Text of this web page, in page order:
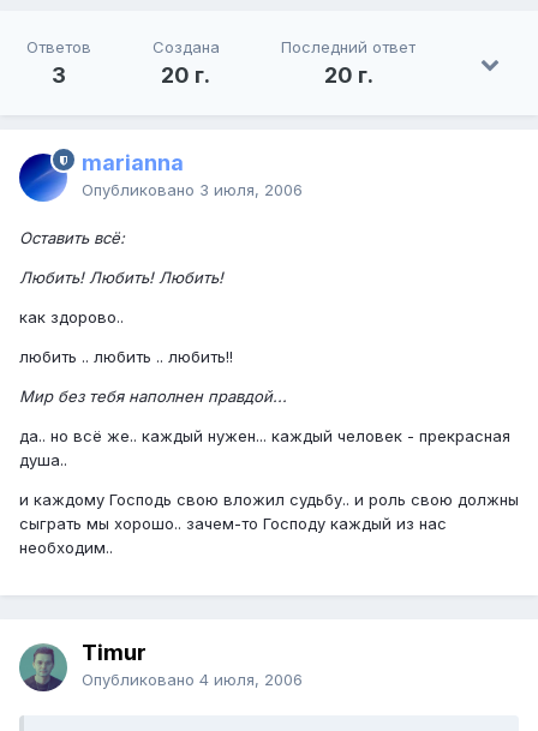
Ответов
3
Создана
20 г.
Последний ответ
20 г.
marianna
Опубликовано 3 июля, 2006
Оставить всё:
Любить! Любить! Любить!
как здорово..
любить .. любить .. любить!!
Мир без тебя наполнен правдой...
да.. но всё же.. каждый нужен... каждый человек - прекрасная
душа..
и каждому Господь свою вложил судьбу.. и роль свою должны
сыграть мы хорошо.. зачем-то Господу каждый из нас
необходим..
Timur
Опубликовано 4 июля, 2006